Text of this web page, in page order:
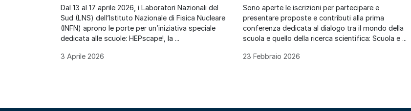
Dal 13 al 17 aprile 2026, i Laboratori Nazionali del
Sud (LNS) dell’Istituto Nazionale di Fisica Nucleare
(INFN) aprono le porte per un’iniziativa speciale
dedicata alle scuole: HEPscape!, la ...
3 Aprile 2026
Sono aperte le iscrizioni per partecipare e
presentare proposte e contributi alla prima
conferenza dedicata al dialogo tra il mondo della
scuola e quello della ricerca scientifica: Scuola e ...
23 Febbraio 2026